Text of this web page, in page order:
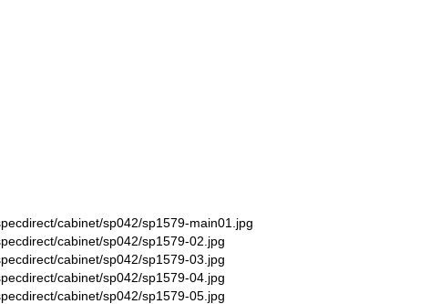
cabinet/sp042/sp1579-main01.jpg
cabinet/sp042/sp1579-02.jpg
cabinet/sp042/sp1579-03.jpg
cabinet/sp042/sp1579-04.jpg
cabinet/sp042/sp1579-05.jpg